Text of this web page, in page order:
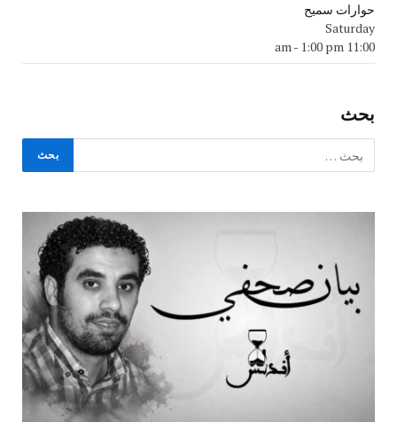
حوارات سميح
Saturday
11:00 am
- 1:00 pm
بحث